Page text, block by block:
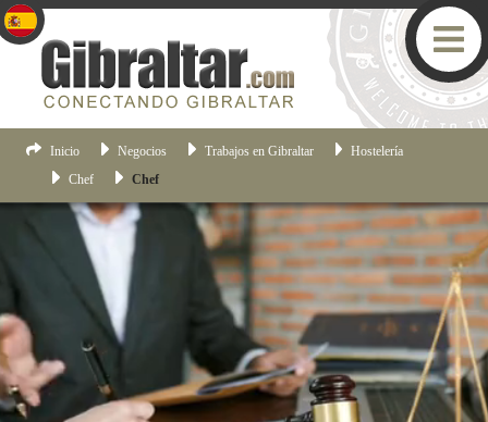
Inicio Negocios Trabajos en Gibraltar
Hostelería
Chef
Chef